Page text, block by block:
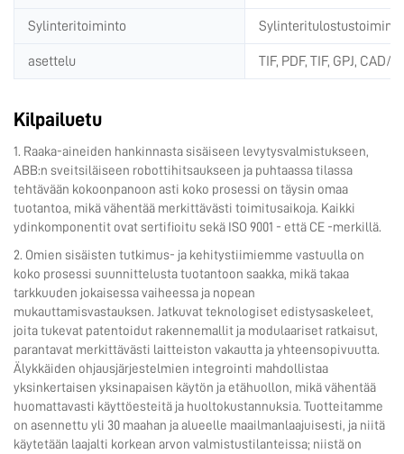
Sylinteritoiminto
asettelu TIF, PDF, TIF, GPJ, CAD/
Kilpailuetu
1. Raaka-aineiden hankinnasta sisäiseen levytysvalmistukseen,
ABB:n sveitsiläiseen robottihitsaukseen ja puhtaassa tilassa
tehtävään kokoonpanoon asti koko prosessi on täysin omaa
tuotantoa, mikä vähentää merkittävästi toimitusaikoja. Kaikki
ydinkomponentit ovat sertifioitu sekä ISO 9001 - että CE -merkillä.
2. Omien sisäisten tutkimus- ja kehitystiimiemme vastuulla on
koko prosessi suunnittelusta tuotantoon saakka, mikä takaa
tarkkuuden jokaisessa vaiheessa ja nopean
mukauttamisvastauksen. Jatkuvat teknologiset edistysaskeleet,
joita tukevat patentoidut rakennemallit ja modulaariset ratkaisut,
parantavat merkittävästi laitteiston vakautta ja yhteensopivuutta.
Älykkäiden ohjausjärjestelmien integrointi mahdollistaa
yksinkertaisen yksinapaisen käytön ja etähuollon, mikä vähentää
huomattavasti käyttöesteitä ja huoltokustannuksia. Tuotteitamme
on asennettu yli 30 maahan ja alueelle maailmanlaajuisesti, ja niitä
käytetään laajalti korkean arvon valmistustilanteissa; niistä on